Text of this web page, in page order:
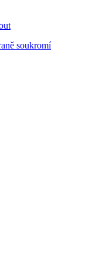
soukromí